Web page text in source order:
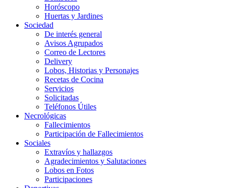
Horóscopo
Huertas y Jardines
Sociedad
De interés general
Avisos Agrupados
Correo de Lectores
Delivery
Lobos, Historias y Personajes
Recetas de Cocina
Servicios
Solicitadas
Teléfonos Útiles
Necrológicas
Fallecimientos
Participación de Fallecimientos
Sociales
Extravíos y hallazgos
Agradecimientos y Salutaciones
Lobos en Fotos
Participaciones